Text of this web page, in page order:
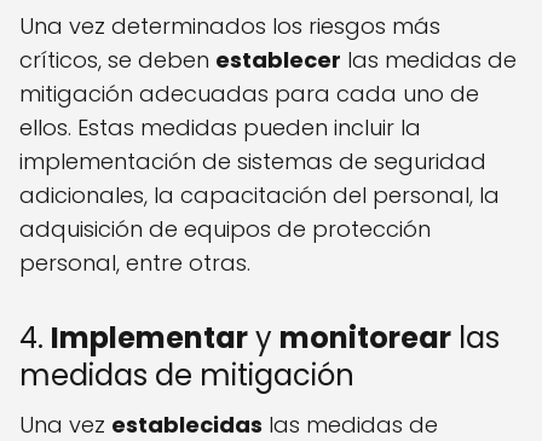
Una vez determinados los riesgos más
críticos, se deben establecer las medidas de
mitigación adecuadas para cada uno de
ellos. Estas medidas pueden incluir la
implementación de sistemas de seguridad
adicionales, la capacitación del personal, la
adquisición de equipos de protección
personal, entre otras.
4. Implementary monitorear las
medidas de mitigación
Una vez establecidas las medidas de